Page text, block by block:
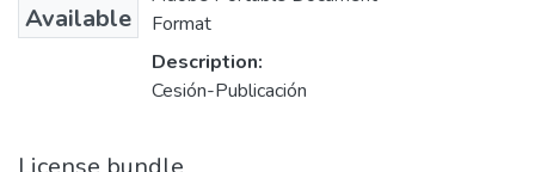
Available
Format
Description:
Cesión-Publicación